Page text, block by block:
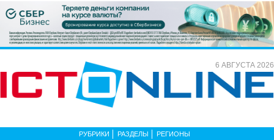
6 АВГУСТА 2026
РУБРИКИ РАЗДЕЛЫ РЕГИОНЫ